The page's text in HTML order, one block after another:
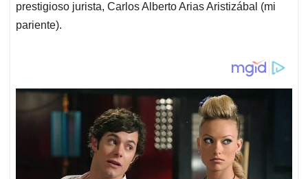
prestigioso jurista, Carlos Alberto Arias Aristizábal (mi
pariente).